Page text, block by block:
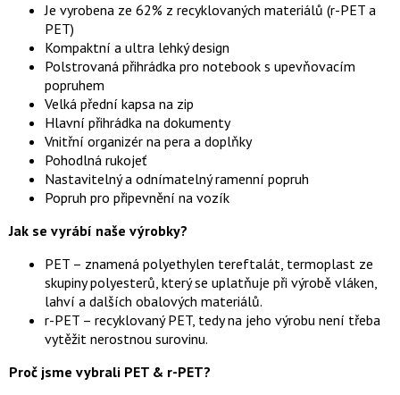
Je vyrobena ze 62% z recyklovaných materiálů (r-PET a
PET)
Kompaktní a ultra lehký design
Polstrovaná přihrádka pro notebook s upevňovacím
popruhem
Velká přední kapsa na zip
Hlavní přihrádka na dokumenty
Vnitřní organizér na pera a doplňky
Pohodlná rukojeť
Nastavitelný a odnímatelný ramenní popruh
Popruh pro připevnění na vozík
Jak se vyrábí naše výrobky?
PET – znamená polyethylen tereftalát, termoplast ze
skupiny polyesterů, který se uplatňuje při výrobě vláken,
lahví a dalších obalových materiálů.
r-PET – recyklovaný PET, tedy na jeho výrobu není třeba
vytěžit nerostnou surovinu.
Proč jsme vybrali PET & r-PET?